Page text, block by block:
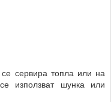
сервира топла или на
използват шунка или